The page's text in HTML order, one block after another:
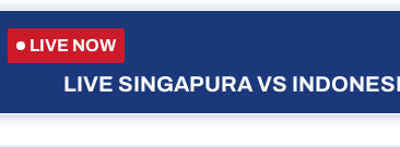
LIVE NOW
LIVE SINGAPURA VS